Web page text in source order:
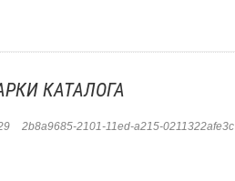
КАТАЛОГА
2b8a9685-2101-11ed-a215-0211322afe3c